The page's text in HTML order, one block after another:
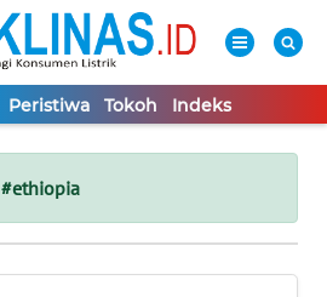
Peristiwa Tokoh Indeks
#ethiopia